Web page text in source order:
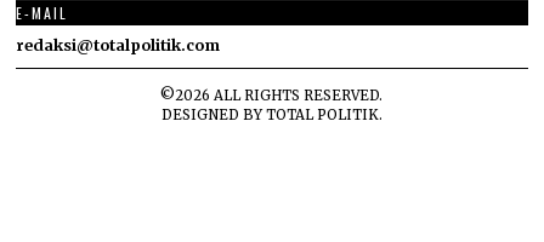
E-MAIL
redaksi@totalpolitik.com
©2026 ALL RIGHTS RESERVED.
DESIGNED BYTOTAL POLITIK.